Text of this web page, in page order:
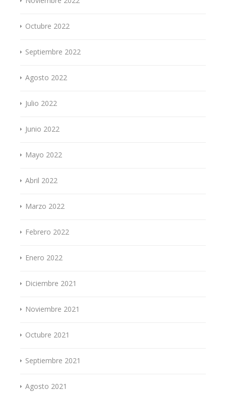
Octubre 2022
Septiembre 2022
Agosto 2022
Julio 2022
Junio 2022
Mayo 2022
Abril 2022
Marzo 2022
Febrero 2022
Enero 2022
Diciembre 2021
Noviembre 2021
Octubre 2021
Septiembre 2021
Agosto 2021